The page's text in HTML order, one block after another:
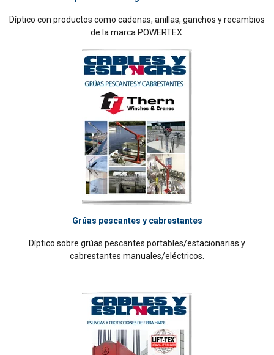
Díptico con productos como cadenas, anillas, ganchos y recambios
de la marca POWERTEX.
Grúas pescantes y cabrestantes
Díptico sobre grúas pescantes portables/estacionarias y
cabrestantes manuales/eléctricos.
Cookies de
funcionalidad
Cookies no
clasificadas
ACEPTAR TODO
RECHAZAR TODO
MOSTRAR DETALLES
Politica cookies